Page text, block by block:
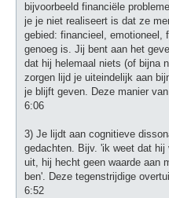
bijvoorbeeld financiële
je je niet realiseert is dat ze
gebied: financieel, emotioneel,
genoeg is. Jij bent aan het
dat hij helemaal niets (of bijna
zorgen lijd je uiteindelijk aan
je blijft geven. Deze manier
6:06
3) Je lijdt aan cognitieve
gedachten. Bijv. 'ik weet dat
uit, hij hecht geen waarde aan
ben'. Deze tegenstrijdige
6:52